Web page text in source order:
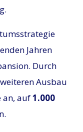
Jahren
Durch
Ausbau
an, auf1.000